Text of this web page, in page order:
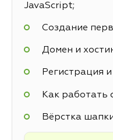
JavaScript;
Создание
Домен и
Регистрация
Как работать
Вёрстка